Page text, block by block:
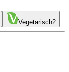
Vegetarisch2